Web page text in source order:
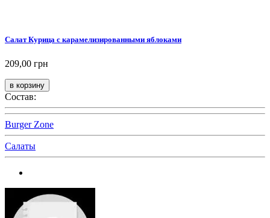
Салат Курица с карамелизированными яблоками
209,00 грн
Состав:
Burger Zone
Салаты